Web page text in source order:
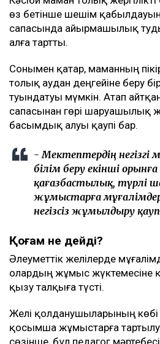
өз бетінше шешім қабылдауына
сапасында айырмашылық
алға тартты.
Сонымен қатар, маманның
толық аудан деңгейіне беру
туындатуы мүмкін. Атап
сапасынан гөрі шаруашылық
басымдық алуы қаупі бар.
- Мектептердің негізгі
білім беру екінші
қағазбастылық, түрлі
жұмыстарға
негізсіз жұмылдыру
Қоғам не дейді?
Әлеуметтік желілерде
олардың жұмыс жүктемесіне
қызу талқыға түсті.
Желі қолданушыларының көбі
қосымша жұмыстарға
сөзінше, бұл педагог